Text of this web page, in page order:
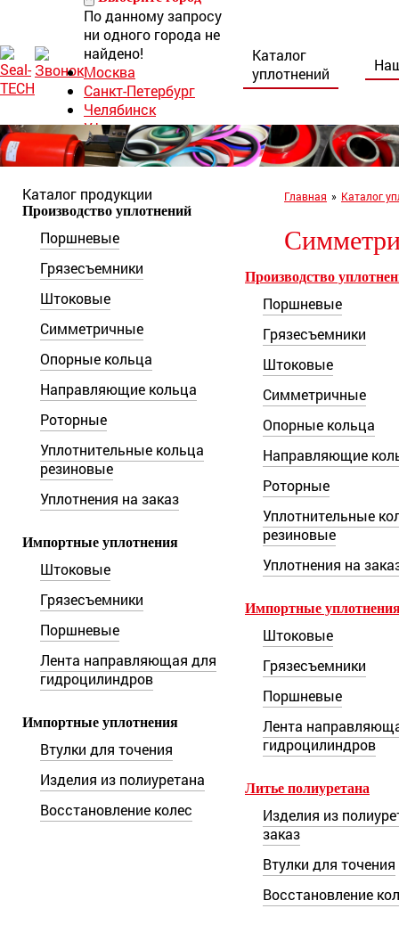
По данному запросу
ни одного города не
найдено!
Москва
Санкт-Петербург
Челябинск
Уфа
Норильск
Нижний Тагил
8 (800) 222-30-
04
Пн-Пт: 9:00 – 18:00
г. Ростов-на-Дону,
ул. Каширская, 9/53а
Каталог
уплотнений
Каталог продукции
Производство уплотнений
Поршневые
Грязесъемники
Штоковые
Симметричные
Опорные кольца
Направляющие кольца
Роторные
Уплотнительные кольца
резиновые
Уплотнения на заказ
Импортные уплотнения
Штоковые
Грязесъемники
Поршневые
Лента направляющая для
гидроцилиндров
Импортные уплотнения
Втулки для точения
Изделия из полиуретана
Восстановление колес
Главная » Каталог
Производство
Поршневые
Грязесъемники
Штоковые
Симметричные
Опорные кольца
Направляющие
Роторные
Уплотнительные
резиновые
Уплотнения на
Импортные
Штоковые
Грязесъемники
Поршневые
Лента
гидроцилиндров
Литье полиуретана
Изделия из
заказ
Втулки для точения
Восстановление